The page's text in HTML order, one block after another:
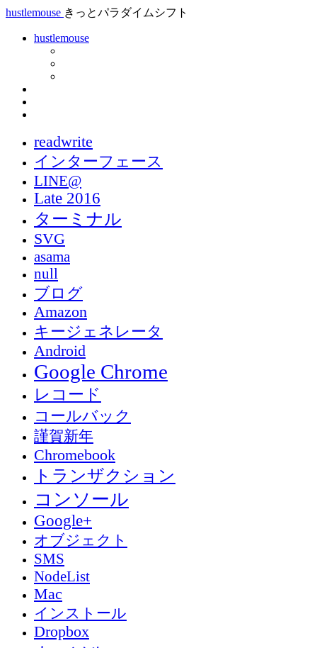
hustlemouse きっとパラダイムシフト
hustlemouse
readwrite
インターフェース
LINE@
Late 2016
ターミナル
SVG
asama
null
ブログ
Amazon
キージェネレータ
Android
Google Chrome
レコード
コールバック
謹賀新年
Chromebook
トランザクション
コンソール
Google+
オブジェクト
SMS
NodeList
Mac
インストール
Dropbox